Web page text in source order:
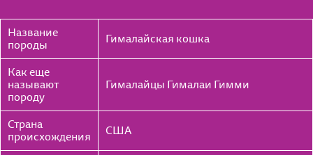
Название
породы
Гималайская кошка
Как еще
называют
породу
Гималайцы Гималаи Гимми
Страна
происхождения США